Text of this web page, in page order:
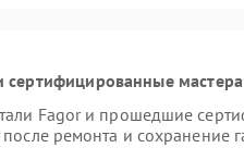
сертифицированные мастера
Fagor и прошедшие
ремонта и сохранение